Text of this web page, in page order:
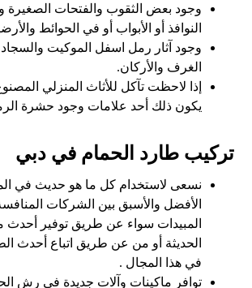
وجود بعض الثقوب والفتحات الصغيرة
النوافذ أو الأبواب أو في الحوائط
وجود آثار رمل اسفل الموكيت والسجاد
الغرف والأركان.
إذا لاحظت تآكل للأثاث المنزلي
يكون ذلك أحد علامات وجود حشرة
تركيب طارد الحمام في دبي
نسعى لاستخدام كل ما هو حديث في
الأفضل والأسبق بين الشركات
المبيدات سواء عن طريق توفير
الحديثة أو من عن طريق اتباع أحدث
في هذا المجال .
توافر ماكينات وآلات جديدة في رش